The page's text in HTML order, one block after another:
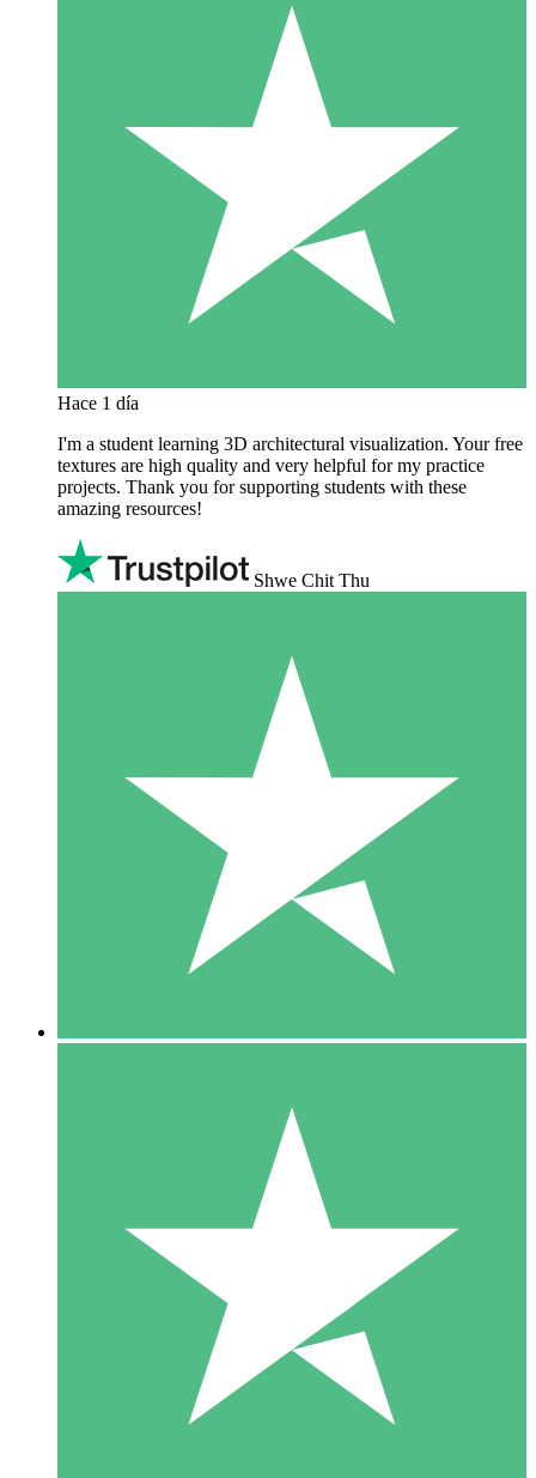
Hace 1 día
I'm a student learning 3D architectural visualization. Your free
textures are high quality and very helpful for my practice
projects. Thank you for supporting students with these
amazing resources!
Shwe Chit Thu